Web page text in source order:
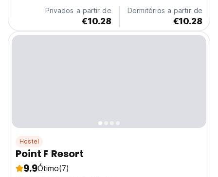
authentic island experience. Whether you're here to
Privados a partir de
€10.28
Dormitórios a partir de
€10.28
Hostel
Point F Resort
9.9Ótimo(7)